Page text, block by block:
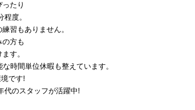
たり
度。
習もありません。
の方も
す。
時間単位休暇も整えています。
です!
代のスタッフが活躍中!